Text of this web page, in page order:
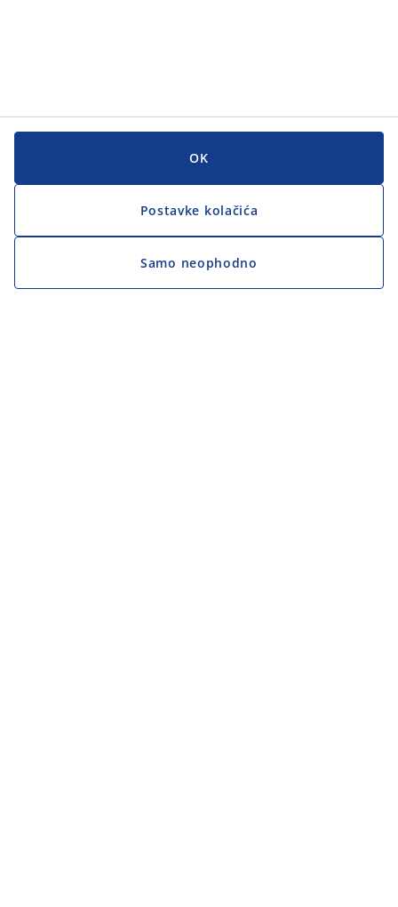
OK
Postavke kolačića
Samo neophodno